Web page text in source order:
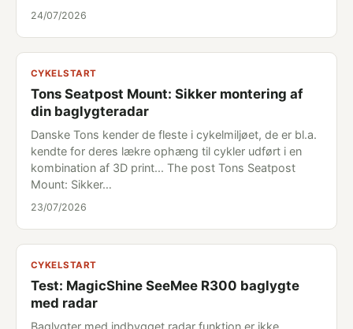
24/07/2026
CYKELSTART
Tons Seatpost Mount: Sikker montering af
din baglygteradar
Danske Tons kender de fleste i cykelmiljøet, de er bl.a.
kendte for deres lækre ophæng til cykler udført i en
kombination af 3D print... The post Tons Seatpost
Mount: Sikker…
23/07/2026
CYKELSTART
Test: MagicShine SeeMee R300 baglygte
med radar
Baglygter med indbygget radar funktion er ikke